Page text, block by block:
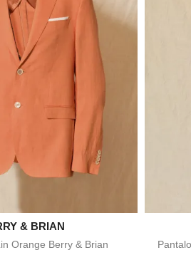
rapide
& BRIAN
Orange Berry & Brian